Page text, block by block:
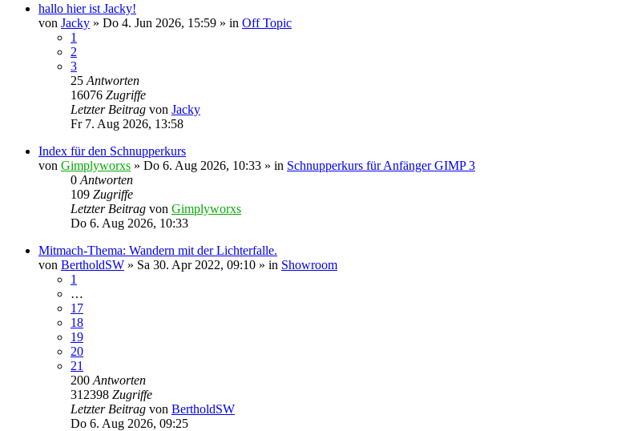
hallo hier ist Jacky!
von Jacky » Do 4. Jun 2026, 15:59 » in Off Topic
1
2
3
25 Antworten
16076 Zugriffe
Letzter Beitrag von Jacky
Fr 7. Aug 2026, 13:58
Index für den Schnupperkurs
von Gimplyworxs » Do 6. Aug 2026, 10:33 » in Schnupperkurs für Anfänger GIMP 3
0 Antworten
109 Zugriffe
Letzter Beitrag von Gimplyworxs
Do 6. Aug 2026, 10:33
Mitmach-Thema: Wandern mit der Lichterfalle.
von BertholdSW » Sa 30. Apr 2022, 09:10 » in Showroom
1
…
17
18
19
20
21
200 Antworten
312398 Zugriffe
Letzter Beitrag von BertholdSW
Do 6. Aug 2026, 09:25